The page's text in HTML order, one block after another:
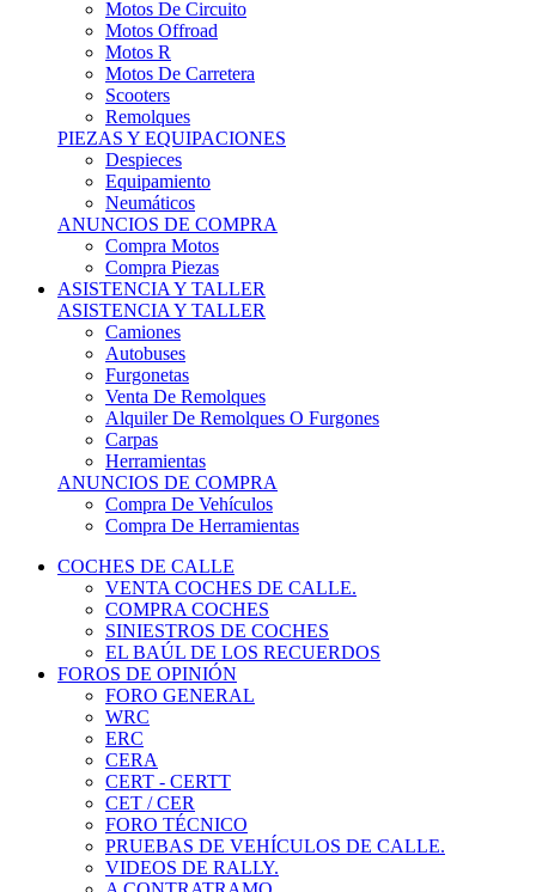
Motos R
Motos De Carretera
Scooters
Remolques
PIEZAS Y EQUIPACIONES
Despieces
Equipamiento
Neumáticos
ANUNCIOS DE COMPRA
Compra Motos
Compra Piezas
ASISTENCIA Y TALLER
ASISTENCIA Y TALLER
Camiones
Autobuses
Furgonetas
Venta De Remolques
Alquiler De Remolques O Furgones
Carpas
Herramientas
ANUNCIOS DE COMPRA
Compra De Vehículos
Compra De Herramientas
COCHES DE CALLE
VENTA COCHES DE CALLE.
COMPRA COCHES
SINIESTROS DE COCHES
EL BAÚL DE LOS RECUERDOS
FOROS DE OPINIÓN
FORO GENERAL
WRC
ERC
CERA
CERT - CERTT
CET / CER
FORO TÉCNICO
PRUEBAS DE VEHÍCULOS DE CALLE.
VIDEOS DE RALLY.
A CONTRATRAMO
TIENDA ONLINE